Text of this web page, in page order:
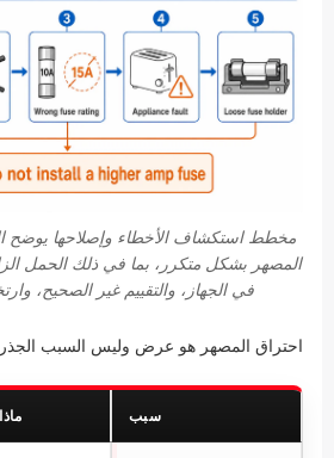
مخطط استكشاف الأخطاء وإصلاحها يوضح
المصهر بشكل متكرر، بما في ذلك الحمل
في الجهاز، والتقييم غير الصحيح،
احتراق المصهر هو عرض وليس السبب
سبب